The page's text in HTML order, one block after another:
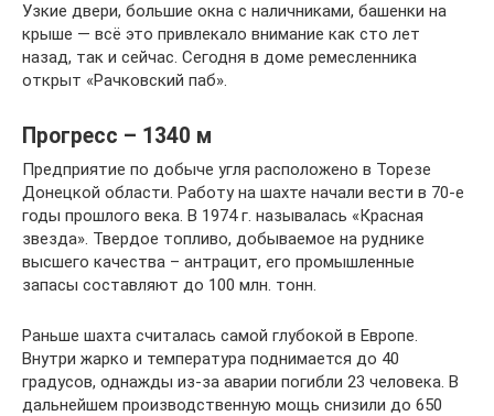
Узкие двери, большие окна с наличниками, башенки на
крыше — всё это привлекало внимание как сто лет
назад, так и сейчас. Сегодня в доме ремесленника
открыт «Рачковский паб».
Прогресс – 1340 м
Предприятие по добыче угля расположено в Торезе
Донецкой области. Работу на шахте начали вести в 70-е
годы прошлого века. В 1974 г. называлась «Красная
звезда». Твердое топливо, добываемое на руднике
высшего качества – антрацит, его промышленные
запасы составляют до 100 млн. тонн.
Раньше шахта считалась самой глубокой в Европе.
Внутри жарко и температура поднимается до 40
градусов, однажды из-за аварии погибли 23 человека. В
дальнейшем производственную мощь снизили до 650